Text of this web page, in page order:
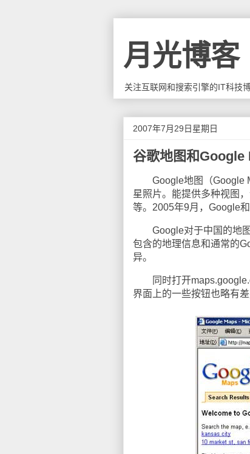
月光博客
关注互联网和搜索引擎的IT科技
2007年7月29日星期日
谷歌地图和Google
Google地图（Google
星照片。能提供多种视图
等。2005年9月，Google
Google对于中国的地图
包含的地理信息和通常的
异。
同时打开
界面上的一些按钮也略有差